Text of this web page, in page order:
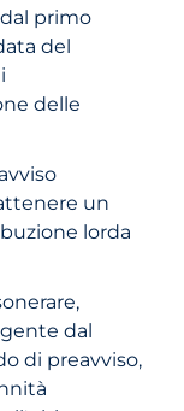
primo
del
delle
un
lorda
dal
di preavviso,